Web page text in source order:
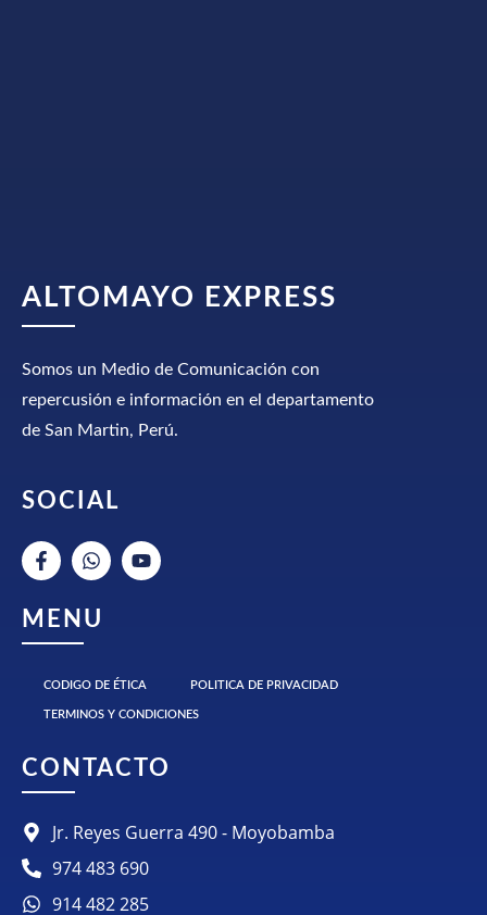
ALTOMAYO EXPRESS
Somos un Medio de Comunicación con
repercusión e información en el departamento
de San Martin, Perú.
SOCIAL
MENU
CODIGO DE ÉTICA POLITICA DE PRIVACIDAD
TERMINOS Y CONDICIONES
CONTACTO
Jr. Reyes Guerra 490 - Moyobamba
974 483 690
914 482 285